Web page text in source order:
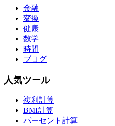
金融
変換
健康
数学
時間
ブログ
人気ツール
複利計算
BMI計算
パーセント計算